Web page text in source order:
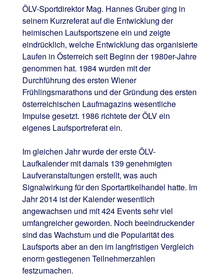
ÖLV-Sportdirektor Mag. Hannes Gruber ging in
seinem Kurzreferat auf die Entwicklung der
heimischen Laufsportszene ein und zeigte
eindrücklich, welche Entwicklung das organisierte
Laufen in Österreich seit Beginn der 1980er-Jahre
genommen hat. 1984 wurden mit der
Durchführung des ersten Wiener
Frühlingsmarathons und der Gründung des ersten
österreichischen Laufmagazins wesentliche
Impulse gesetzt. 1986 richtete der ÖLV ein
eigenes Laufsportreferat ein.
Im gleichen Jahr wurde der erste ÖLV-
Laufkalender mit damals 139 genehmigten
Laufveranstaltungen erstellt, was auch
Signalwirkung für den Sportartikelhandel hatte. Im
Jahr 2014 ist der Kalender wesentlich
angewachsen und mit 424 Events sehr viel
umfangreicher geworden. Noch beeindruckender
sind das Wachstum und die Popularität des
Laufsports aber an den im langfristigen Vergleich
enorm gestiegenen Teilnehmerzahlen
festzumachen.